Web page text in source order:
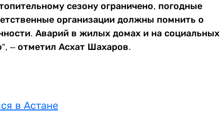
сезону ограничено, погодные
организации должны помнить о
Аварий в жилых домах и на социальных
– отметил Асхат Шахаров.
в Астане